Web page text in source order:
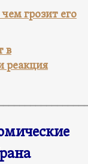
грозит его
в
реакция